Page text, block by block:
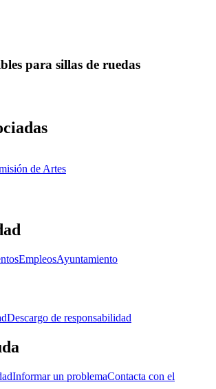
para sillas de ruedas
de Artes
EmpleosAyuntamiento
Descargo de responsabilidad
Informar un problemaContacta con el